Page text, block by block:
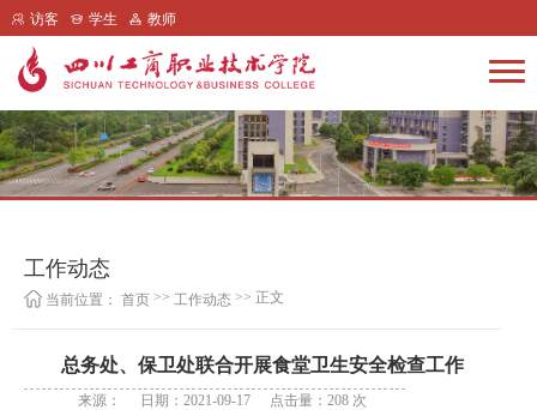
访客 学生 教师
工作动态
当前位置： 首页 >> 工作动态 >> 正文
总务处、保卫处联合开展食堂卫生安全检查工作
来源： 日期：2021-09-17 点击量： 208 次